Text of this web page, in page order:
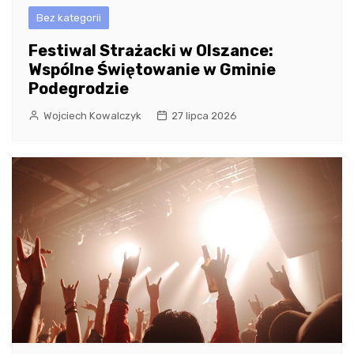
Bez kategorii
Festiwal Strażacki w Olszance:
Wspólne Świętowanie w Gminie
Podegrodzie
Wojciech Kowalczyk 27 lipca 2026